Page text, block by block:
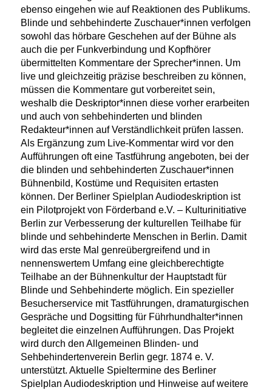
ebenso eingehen wie auf Reaktionen des Publikums.
Blinde und sehbehinderte Zuschauer*innen verfolgen
sowohl das hörbare Geschehen auf der Bühne als
auch die per Funkverbindung und Kopfhörer
übermittelten Kommentare der Sprecher*innen. Um
live und gleichzeitig präzise beschreiben zu können,
müssen die Kommentare gut vorbereitet sein,
weshalb die Deskriptor*innen diese vorher erarbeiten
und auch von sehbehinderten und blinden
Redakteur*innen auf Verständlichkeit prüfen lassen.
Als Ergänzung zum Live-Kommentar wird vor den
Aufführungen oft eine Tastführung angeboten, bei der
die blinden und sehbehinderten Zuschauer*innen
Bühnenbild, Kostüme und Requisiten ertasten
können. Der Berliner Spielplan Audiodeskription ist
ein Pilotprojekt von Förderband e.V. – Kulturinitiative
Berlin zur Verbesserung der kulturellen Teilhabe für
blinde und sehbehinderte Menschen in Berlin. Damit
wird das erste Mal genreübergreifend und in
nennenswertem Umfang eine gleichberechtigte
Teilhabe an der Bühnenkultur der Hauptstadt für
Blinde und Sehbehinderte möglich. Ein spezieller
Besucherservice mit Tastführungen, dramaturgischen
Gespräche und Dogsitting für Führhundhalter*innen
begleitet die einzelnen Aufführungen. Das Projekt
wird durch den Allgemeinen Blinden- und
Sehbehindertenverein Berlin gegr. 1874 e. V.
unterstützt. Aktuelle Spieltermine des Berliner
Spielplan Audiodeskription und Hinweise auf weitere